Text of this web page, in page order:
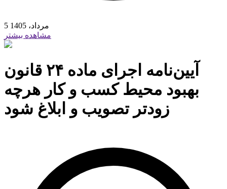
5 مرداد، 1405
مشاهده بیشتر
آیین‌نامه اجرای ماده ۲۴ قانون
بهبود محیط کسب و کار هرچه
زودتر تصویب و ابلاغ شود